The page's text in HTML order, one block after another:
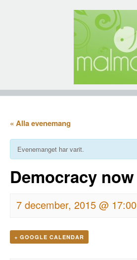
« Alla evenemang
Evenemanget har varit.
Democracy now
7 december, 2015 @ 17:00
+ GOOGLE CALENDAR